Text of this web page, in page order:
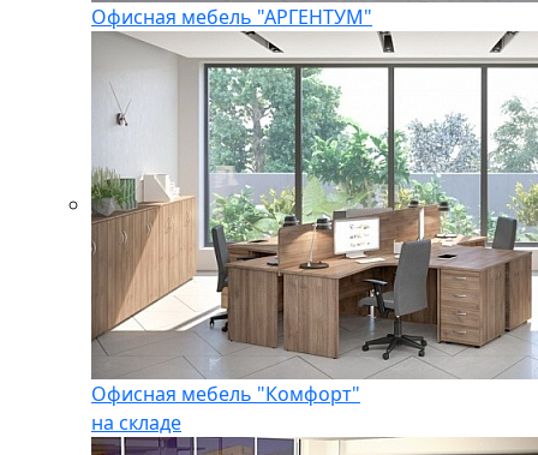
Офисная мебель "АРГЕНТУМ"
Офисная мебель "Комфорт"
на складе